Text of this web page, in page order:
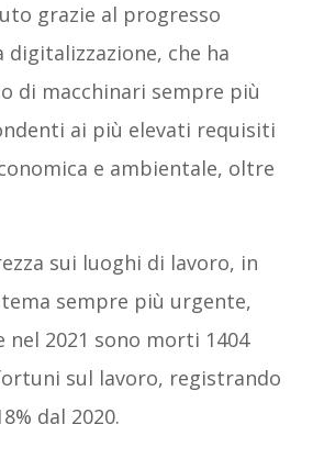
grazie al progresso
digitalizzazione, che ha
di macchinari sempre più
ai più elevati requisiti
e ambientale, oltre
sui luoghi di lavoro, in
sempre più urgente,
nel 2021 sono morti 1404
sul lavoro, registrando
dal 2020.